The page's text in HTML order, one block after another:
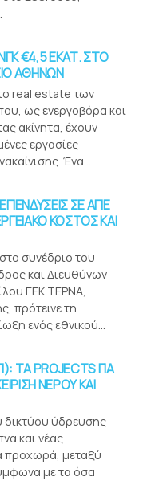
€4,5 ΕΚΑΤ. ΣΤΟ
ΑΘΗΝΩΝ
real estate των
ως ενεργοβόρα και
ακίνητα, έχουν
εργασίες
Ένα...
ΣΕ ΑΠΕ
ΚΟΣΤΟΣ ΚΑΙ
συνέδριο του
και Διευθύνων
ΓΕΚ ΤΕΡΝΑ,
πρότεινε τη
ενός εθνικού...
ΤΑ PROJECTS ΓΙΑ
ΝΕΡΟΥ ΚΑΙ
δικτύου ύδρευσης
και νέας
προχωρά, μεταξύ
με τα όσα